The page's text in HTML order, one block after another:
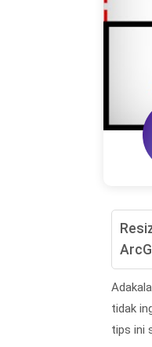
tidak
tips ini